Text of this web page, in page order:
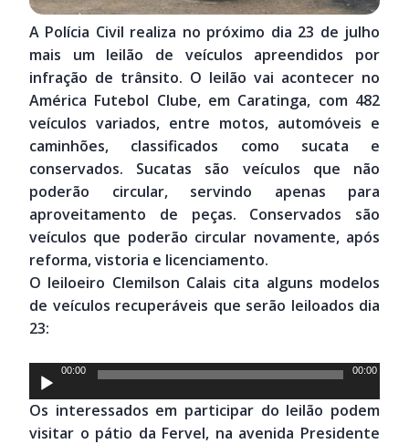
A Polícia Civil realiza no próximo dia 23 de julho
mais um leilão de veículos apreendidos por
infração de trânsito. O leilão vai acontecer no
América Futebol Clube, em Caratinga, com 482
veículos variados, entre motos, automóveis e
caminhões, classificados como sucata e
conservados. Sucatas são veículos que não
poderão circular, servindo apenas para
aproveitamento de peças. Conservados são
veículos que poderão circular novamente, após
reforma, vistoria e licenciamento.
O leiloeiro Clemilson Calais cita alguns modelos
de veículos recuperáveis que serão leiloados dia
23:
Tocador
de
áudio
00:00 00:00
Os interessados em participar do leilão podem
visitar o pátio da Fervel, na avenida Presidente